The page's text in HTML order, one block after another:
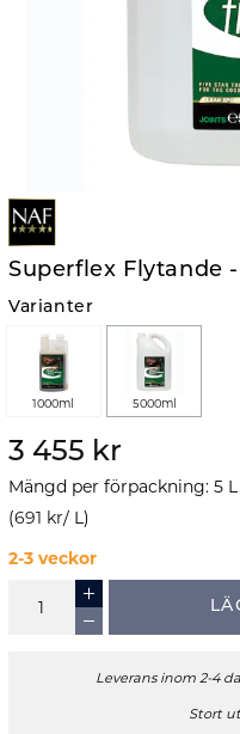
Superflex Flytande
Varianter
1000ml 5000ml
3 455 kr
Mängd per förpackning: 5 L
(691 kr/ L)
2-3 veckor
Leverans inom 2-4
Stort